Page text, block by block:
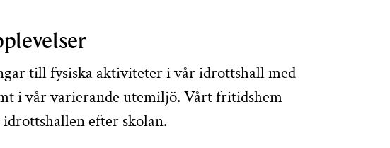
till fysiska aktiviteter i vår idrottshall med
i vår varierande utemiljö. Vårt fritidshem
efter skolan.